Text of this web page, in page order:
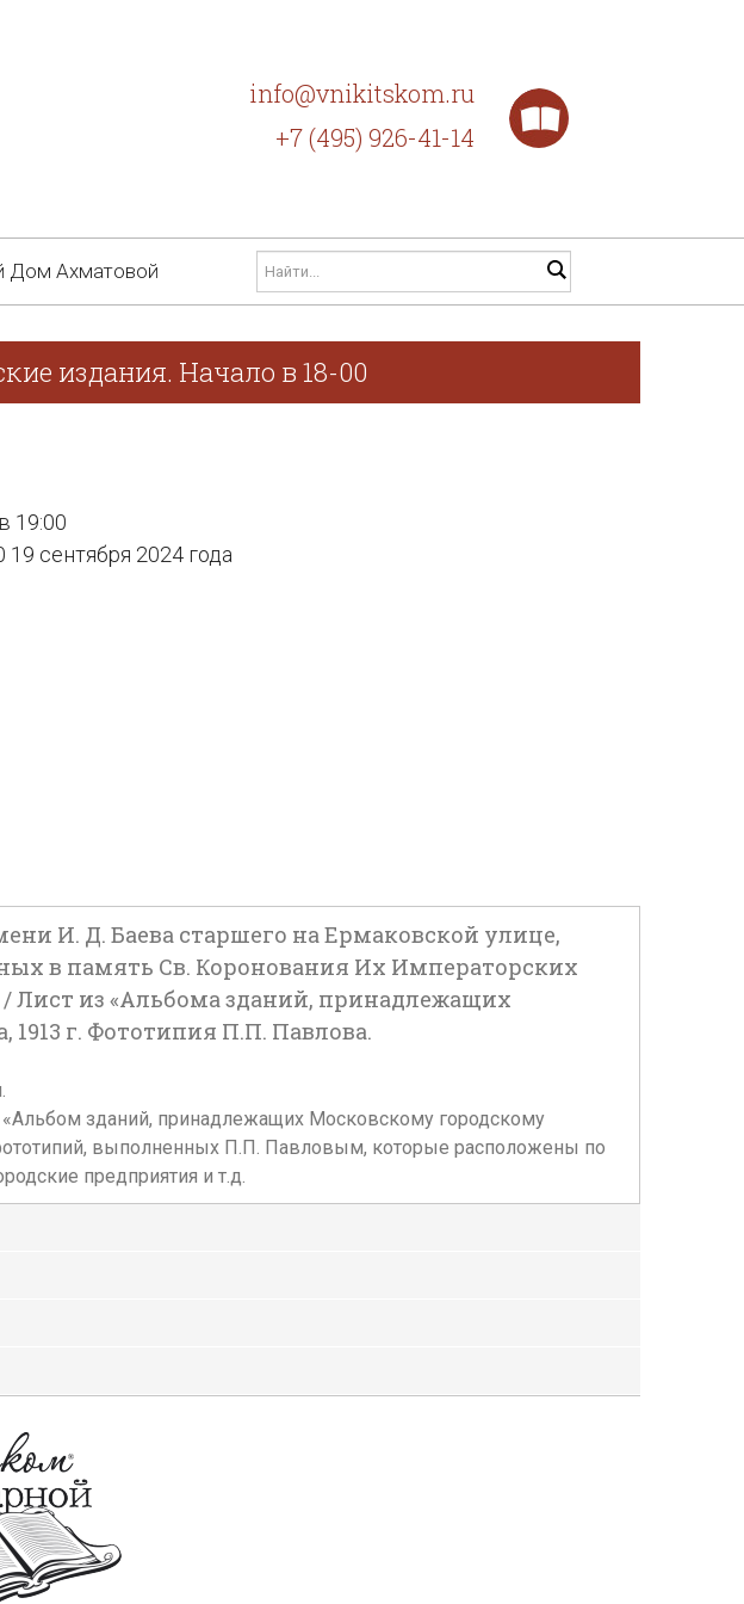
info@vnikitskom.ru
+7 (495) 926-41-14
Дом Ахматовой
издания. Начало в 18-00
19:00
сентября 2024 года
И. Д. Баева старшего на Ермаковской улице,
в память Св. Коронования Их Императорских
/ Лист из «Альбома зданий, принадлежащих
г. Фототипия П.П. Павлова.
зданий, принадлежащих Московскому городскому
выполненных П.П. Павловым, которые расположены по
предприятия и т.д.